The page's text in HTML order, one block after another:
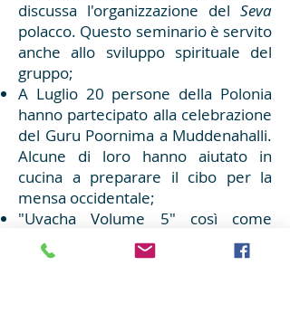
discussa l'organizzazione del Seva
polacco. Questo seminario è servito
anche allo sviluppo spirituale del
gruppo;
A Luglio 20 persone della Polonia
hanno partecipato alla celebrazione
del Guru Poornima a Muddenahalli.
Alcune di loro hanno aiutato in
cucina a preparare il cibo per la
mensa occidentale;
"Uvacha Volume 5" così come
"Storia Divina Prima Parte" sono
stati tradotti;